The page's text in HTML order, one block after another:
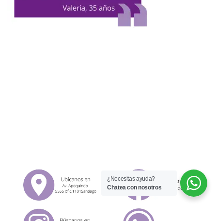
¿Necesitas ayuda?
Chatea con nosotros